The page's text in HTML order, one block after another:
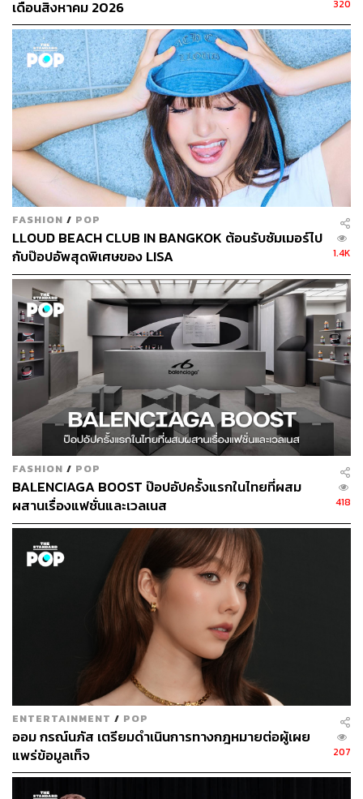
เดือนสิงหาคม 2026
320
FASHION / POP
LLOUD BEACH CLUB IN BANGKOK ต้อนรับซัมเมอร์ไป
กับป๊อปอัพสุดพิเศษของ LISA
1.4K
FASHION / POP
BALENCIAGA BOOST ป๊อปอัปครั้งแรกในไทยที่ผสม
ผสานเรื่องแฟชั่นและเวลเนส
418
ENTERTAINMENT / POP
ออม กรณ์นภัส เตรียมดำเนินการทางกฎหมายต่อผู้เผย
แพร่ข้อมูลเท็จ
207